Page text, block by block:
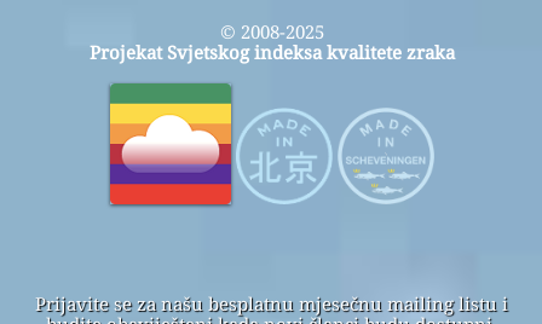
© 2008-2025
Projekat Svjetskog indeksa kvalitete zraka
Prijavite se za našu besplatnu mjesečnu mailing listu i